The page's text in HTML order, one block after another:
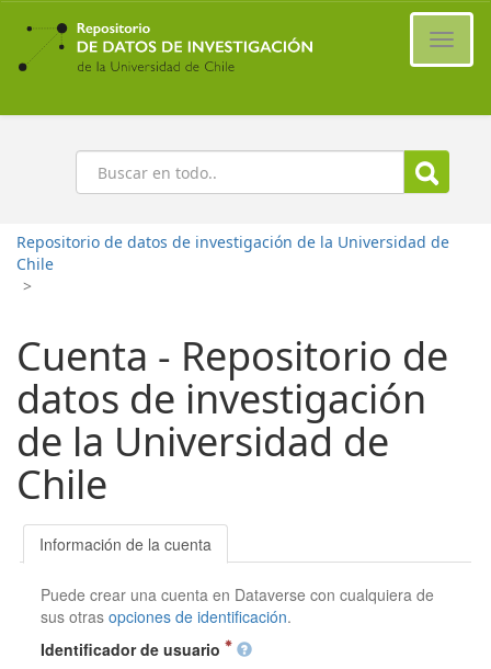
Ir
contenido
principal
Buscar
Repositorio de datos de investigación de la Universidad de
Chile
>
Cuenta - Repositorio de
datos de investigación
de la Universidad de
Chile
Información de la cuenta
Puede crear una cuenta en Dataverse con cualquiera de
sus otrasopciones de identificación.
Identificador de usuario